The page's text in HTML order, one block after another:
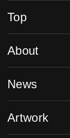
Top
About
News
Artwork